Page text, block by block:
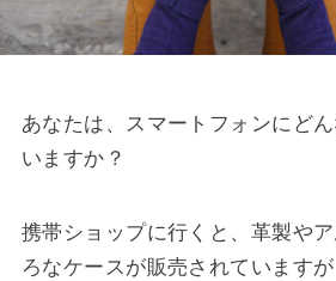
あなたは、スマートフォンにど
いますか？
携帯ショップに行くと、革製や
ろなケースが販売されています